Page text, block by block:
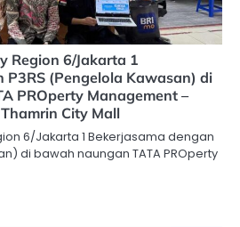
Region 6/Jakarta 1
P3RS (Pengelola Kawasan) di
PROperty Management –
City Mall
6/Jakarta 1 Bekerjasama dengan
di bawah naungan TATA PROperty